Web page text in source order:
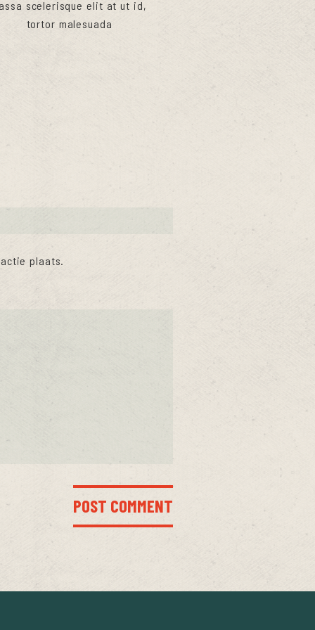
scelerisque elit at ut id,
tortor malesuada
plaats.